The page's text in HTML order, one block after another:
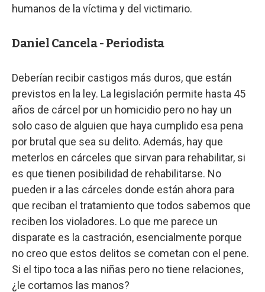
humanos de la víctima y del victimario.
Daniel Cancela - Periodista
Deberían recibir castigos más duros, que están
previstos en la ley. La legislación permite hasta 45
años de cárcel por un homicidio pero no hay un
solo caso de alguien que haya cumplido esa pena
por brutal que sea su delito. Además, hay que
meterlos en cárceles que sirvan para rehabilitar, si
es que tienen posibilidad de rehabilitarse. No
pueden ir a las cárceles donde están ahora para
que reciban el tratamiento que todos sabemos que
reciben los violadores. Lo que me parece un
disparate es la castración, esencialmente porque
no creo que estos delitos se cometan con el pene.
Si el tipo toca a las niñas pero no tiene relaciones,
¿le cortamos las manos?